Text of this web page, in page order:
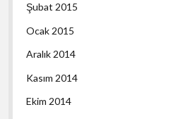
Şubat 2015
Ocak 2015
Aralık 2014
Kasım 2014
Ekim 2014